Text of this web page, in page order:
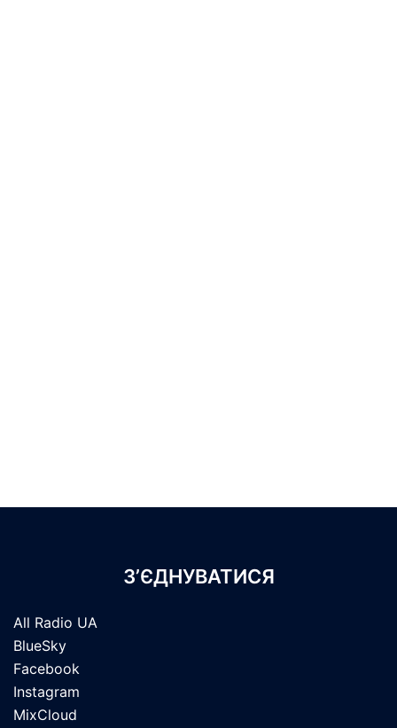
З’ЄДНУВАТИСЯ
All Radio UA
BlueSky
Facebook
Instagram
MixCloud